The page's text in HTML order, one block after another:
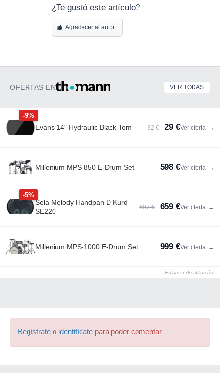
¿Te gustó este artículo?
Agradecer al autor
OFERTAS EN VER TODAS
-9%
Evans 14" Hydraulic Black Tom 32 € 29 €Ver oferta →
Millenium MPS-850 E-Drum Set 598 €Ver oferta →
-5%
Sela Melody Handpan D Kurd
SE220
697 € 659 €Ver oferta →
Millenium MPS-1000 E-Drum Set 999 €Ver oferta →
Enlaces de afiliación
Regístrate o identifícate para poder comentar